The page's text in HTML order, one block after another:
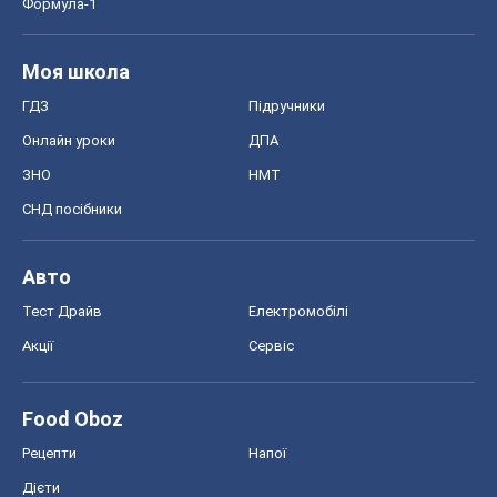
Формула-1
Моя школа
ГДЗ Підручники
Онлайн уроки ДПА
ЗНО НМТ
СНД посібники
Авто
Тест Драйв Електромобілі
Акції Сервіс
Food Oboz
Рецепти Напої
Дієти